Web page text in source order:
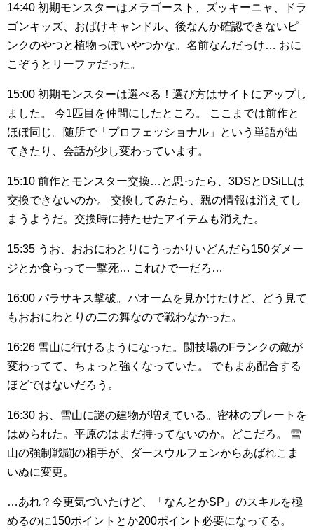
14:40 初期モンスターはメラゴースト、ズッキーニャ、ドラ
ゴンキッズ、おばけキャンドル、後なんか確認できないピ
ンクのやつと植物っぽいやつかな。名前なんだっけ… おに
こぞうとリーファだった。
15:00 初期モンスターは選べる！選び方はサイトにアップし
ました。
今1匹目を仲間にしたところ。
ここまでは前作と
ほぼ同じ。随所で「プロフェッショナル」という単語が出
てきたり、会話が少し変わっています。
15:10 前作とモンスター交換…と思ったら、3DSとDSiLLは
交換できないのか。
交換してみたら、親の情報は消えてし
まうようだ。交換時に持たせたアイテムも消えた。
15:35 うお、おおにわとりにうっかりいどんだら150ダメー
ジとか食らって一撃死… これひでーだろ…
16:00 パラサキス撃破。パオームを見かけたけど、どう見て
もおおにわとりの二の舞なので戦わなかった。
16:26 雪山に行けるようになった。闘技場のFランクの敵が
変わってて、ちょっと強くなっていた。
でもまあ配合する
ほどではないだろう。
16:30 お、雪山に謎の建物が増えている。密林のプレートを
はめられた。平原のはまだ持ってないのか。どこだろ。
雪
山の強制戦闘の相手が、ダースウルフェンからあばれこま
いぬに変更。
…あれ？今更気づいたけど、「なんとかSP」のスキルを極
めるのに150ポイントとか200ポイント必要になってる。